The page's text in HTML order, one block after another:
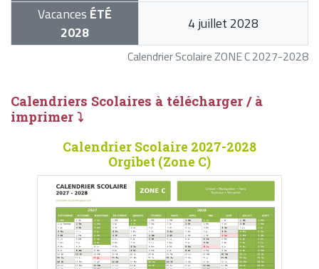
Calendrier Scolaire ZONE C 2027-2028
Vacances ÉTÉ
2028
4 juillet 2028
Calendriers Scolaires à télécharger / à
imprimer ⤵
Calendrier Scolaire 2027-2028
Orgibet (Zone C)